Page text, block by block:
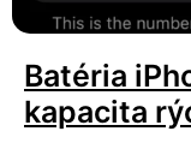
Batéria
kapacita